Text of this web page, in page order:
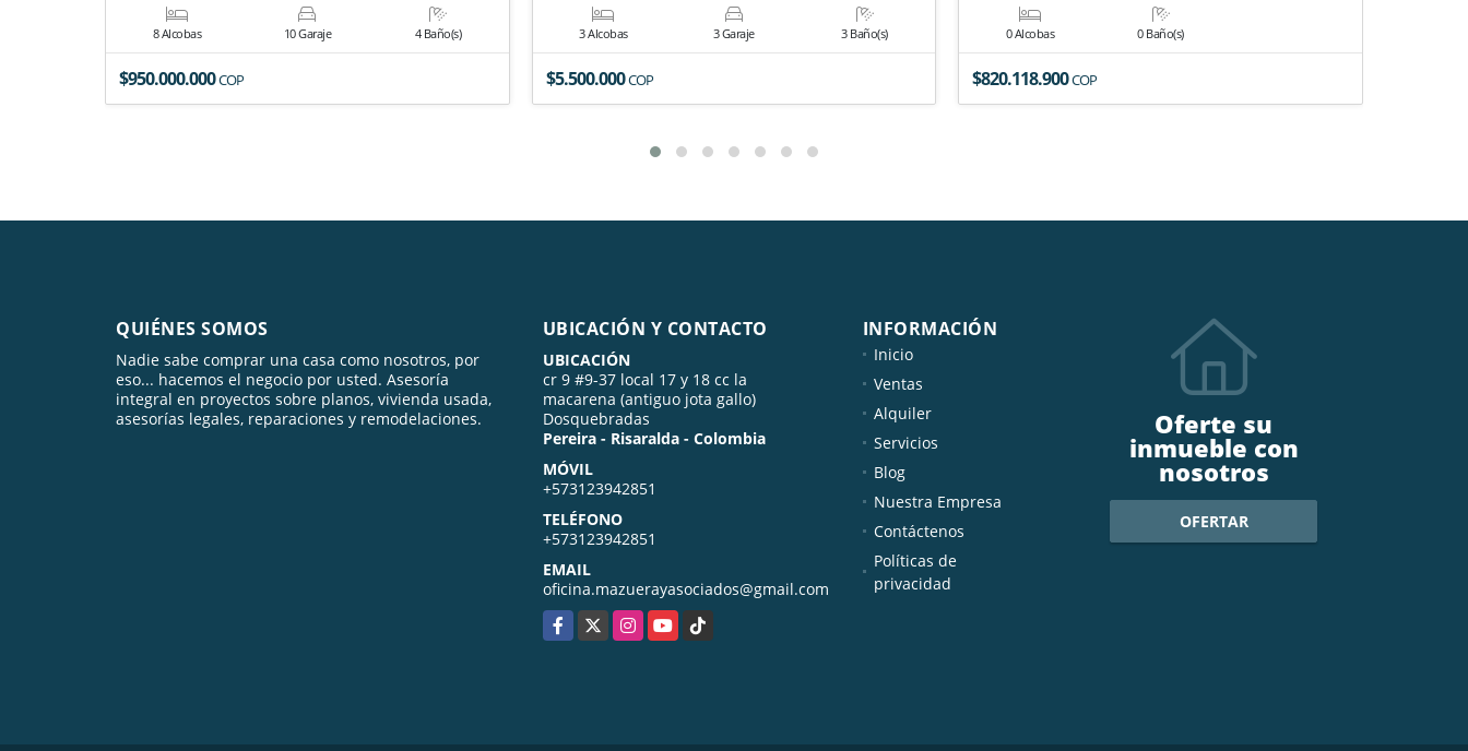
8 Alcobas 10 Garaje 4 Baño(s)
$950.000.000COP
3 Alcobas 3 Garaje 3 Baño(s)
$5.500.000COP
0 Alcobas 0 Baño(s)
$820.118.900COP
QUIÉNES SOMOS
Nadie sabe comprar una casa como nosotros, por
eso... hacemos el negocio por usted. Asesoría
integral en proyectos sobre planos, vivienda usada,
asesorías legales, reparaciones y remodelaciones.
UBICACIÓN Y CONTACTO
UBICACIÓN
cr 9 #9-37 local 17 y 18 cc la
macarena (antiguo jota gallo)
Dosquebradas
Pereira - Risaralda - Colombia
MÓVIL
+573123942851
TELÉFONO
+573123942851
EMAIL
oficina.mazuerayasociados@gmail.com
Facebook
X InstagramYouTubeTikTok
INFORMACIÓN
Inicio
Ventas
Alquiler
Servicios
Blog
Nuestra Empresa
Contáctenos
Políticas de
privacidad
Oferte su
inmueble con
nosotros
OFERTAR